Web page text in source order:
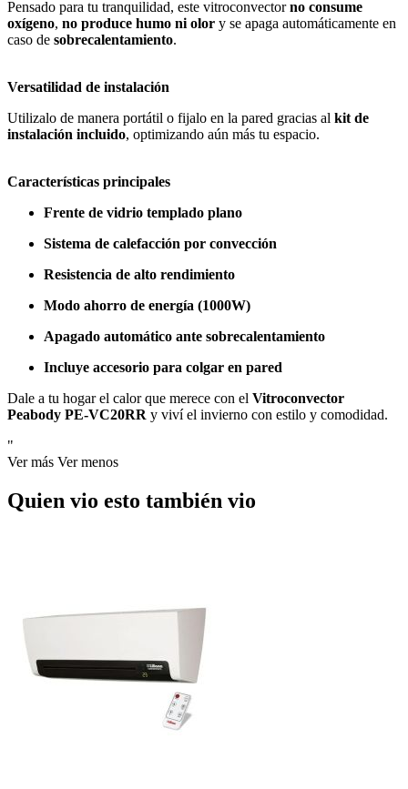
Pensado para tu tranquilidad, este vitroconvectorno consume
oxígeno, no produce humo ni olor y se apaga automáticamente en
caso de sobrecalentamiento.
Versatilidad de instalación
Utilizalo de manera portátil o fijalo en la pared gracias al kit de
instalación incluido, optimizando aún más tu espacio.
Características principales
Frente de vidrio templado plano
Sistema de calefacción por convección
Resistencia de alto rendimiento
Modo ahorro de energía (1000W)
Apagado automático ante sobrecalentamiento
Incluye accesorio para colgar en pared
Dale a tu hogar el calor que merece con el Vitroconvector
Peabody PE-VC20RR y viví el invierno con estilo y comodidad.
"
Ver más Ver menos
Quien vio esto también vio